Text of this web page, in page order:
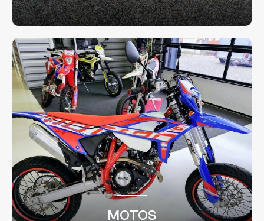
MOTOS